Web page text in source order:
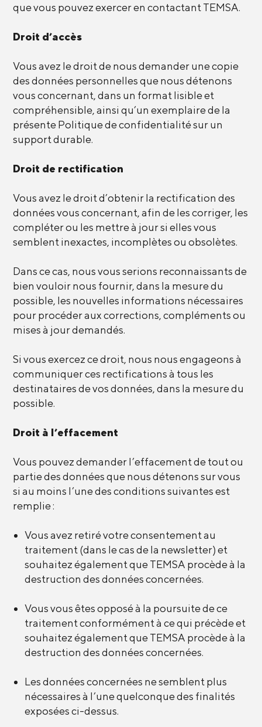
que vous pouvez exercer en contactant TEMSA.
Droit d’accès
Vous avez le droit de nous demander une copie
des données personnelles que nous détenons
vous concernant, dans un format lisible et
compréhensible, ainsi qu’un exemplaire de la
présente Politique de confidentialité sur un
support durable.
Droit de rectification
Vous avez le droit d’obtenir la rectification des
données vous concernant, afin de les corriger, les
compléter ou les mettre à jour si elles vous
semblent inexactes, incomplètes ou obsolètes.
Dans ce cas, nous vous serions reconnaissants de
bien vouloir nous fournir, dans la mesure du
possible, les nouvelles informations nécessaires
pour procéder aux corrections, compléments ou
mises à jour demandés.
Si vous exercez ce droit, nous nous engageons à
communiquer ces rectifications à tous les
destinataires de vos données, dans la mesure du
possible.
Droit à l’effacement
Vous pouvez demander l’effacement de tout ou
partie des données que nous détenons sur vous
si au moins l’une des conditions suivantes est
remplie :
Vous avez retiré votre consentement au
traitement (dans le cas de la newsletter) et
souhaitez également que TEMSA procède à la
destruction des données concernées.
Vous vous êtes opposé à la poursuite de ce
traitement conformément à ce qui précède et
souhaitez également que TEMSA procède à la
destruction des données concernées.
Les données concernées ne semblent plus
nécessaires à l’une quelconque des finalités
exposées ci-dessus.